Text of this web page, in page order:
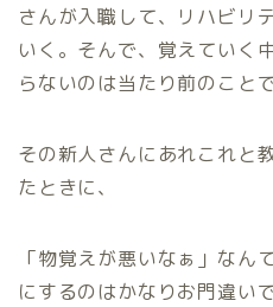
さんが入職して、リハビリ
いく。そんで、覚えていく
らないのは当たり前のこと
その新人さんにあれこれと
たときに、
「物覚えが悪いなぁ」なん
にするのはかなりお門違いで